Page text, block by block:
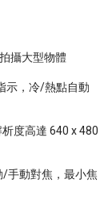
攝大型物體
示，冷/熱點自動
度高達 640 x 480
/手動對焦，最小焦